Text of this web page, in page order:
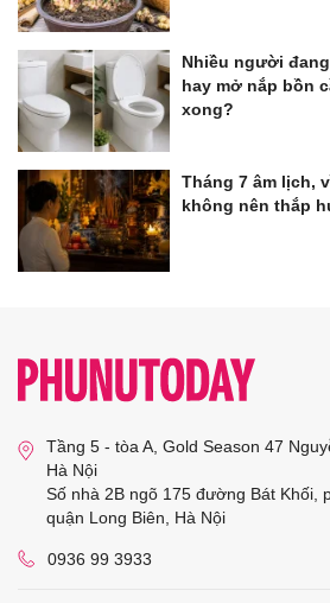
Nhiều người
hay mở nắp bồn
xong?
Tháng 7 âm lịch,
không nên thắp
Tầng 5 - tòa A, Gold Season 47
Hà Nội
Số nhà 2B ngõ 175 đường Bát Khối,
quận Long Biên, Hà Nội
0936 99 3933